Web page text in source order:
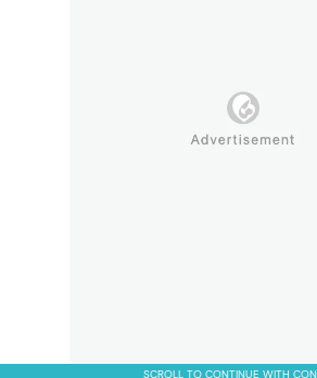
SCROLL TO CONTINUE WITH